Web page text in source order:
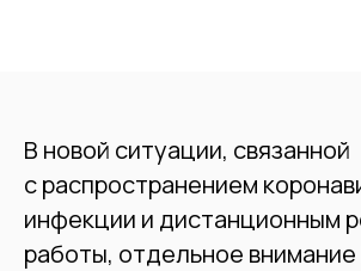
В новой ситуации, связанной
с распространением
инфекции и дистанционным
работы, отдельное